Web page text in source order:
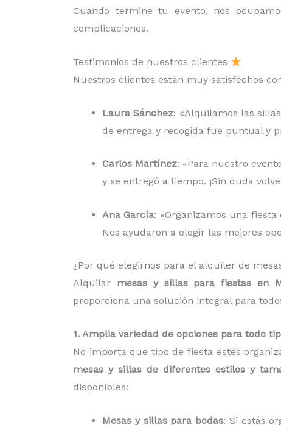
Cuando termine tu evento, nos
complicaciones.
Testimonios de nuestros clientes
Nuestros clientes están muy satisfechos
Laura Sánchez: «Alquilamos las
de entrega y recogida fue puntual y
Carlos Martínez: «Para nuestro
y se entregó a tiempo. ¡Sin duda
Ana García: «Organizamos una
Nos ayudaron a elegir las mejores
¿Por qué elegirnos para el alquiler de
Alquilar mesas y sillas para fiestas en
proporciona una solución integral para
1. Amplia variedad de opciones para todo
No importa qué tipo de fiesta estés
mesas y sillas de diferentes estilos y
disponibles:
Mesas y sillas para bodas: Si estás